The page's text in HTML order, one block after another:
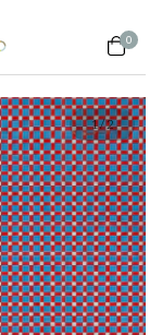
0
1/2